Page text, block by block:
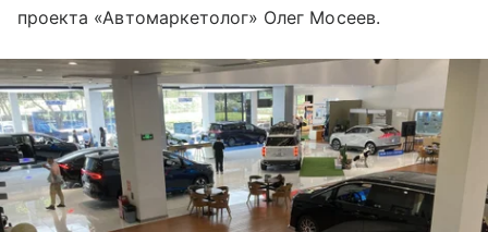
проекта «Автомаркетолог» Олег Мосеев.